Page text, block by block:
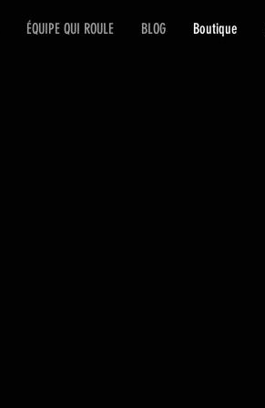
ÉQUIPE QUI ROULE BLOG Boutique